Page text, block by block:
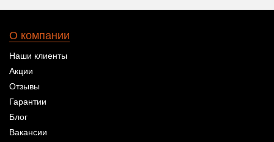
О компании
Наши клиенты
Акции
Отзывы
Гарантии
Блог
Вакансии